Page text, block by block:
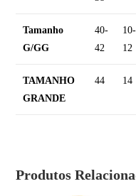
Tamanho
G/GG
40-
42
10-
12
TAMANHO
GRANDE
44 14
Produtos